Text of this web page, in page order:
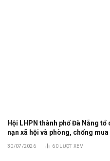
Hội LHPN thành phố Đà Nẵng
nạn xã hội và phòng, chống
30/07/2026 60 LƯỢT XEM